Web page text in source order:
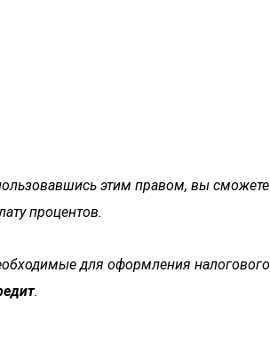
этим правом, вы сможете
процентов.
для оформления налогового
.